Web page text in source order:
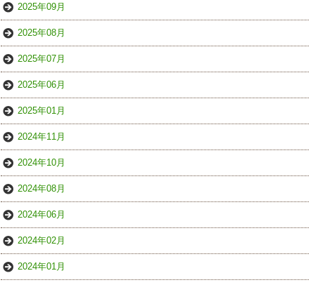
2025年09月
2025年08月
2025年07月
2025年06月
2025年01月
2024年11月
2024年10月
2024年08月
2024年06月
2024年02月
2024年01月